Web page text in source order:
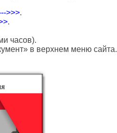
>>>.
.
часов).
в верхнем меню сайта.